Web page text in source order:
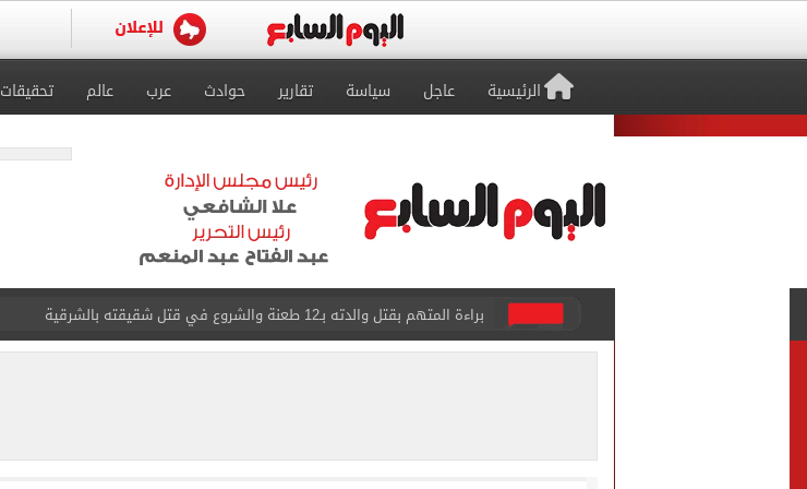
الرئيسية عاجل سياسة تقارير حوادث عرب عالم تحقيقات
بيتسو موسيماني مديرا فنيا لمنتخب جنوب أفريقيا
كل شيء يبدأ من العقل.. رسالة غامضة من عبد الله السعيد بعد غيابه عن الزمالك
تقارير: الأهلى يضع اللمسات الأخيرة على صفقة جوردان مينديز